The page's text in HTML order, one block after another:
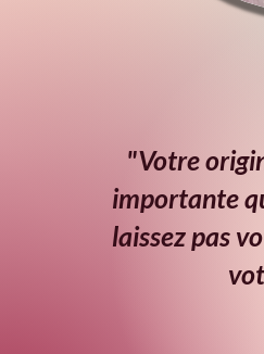
"Votre
importante
laissez pas